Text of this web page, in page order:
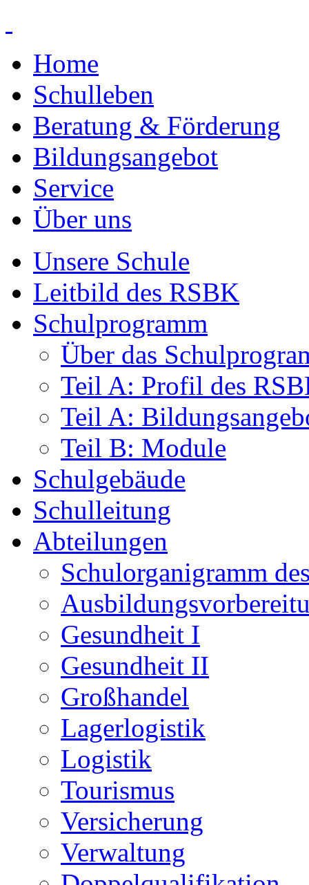
Home
Schulleben
Beratung & Förderung
Bildungsangebot
Service
Über uns
Unsere Schule
Leitbild des RSBK
Schulprogramm
Über das
Teil A: Profil des
Teil A:
Teil B: Module
Schulgebäude
Schulleitung
Abteilungen
Schulorganigramm
Gesundheit I
Gesundheit II
Großhandel
Lagerlogistik
Logistik
Tourismus
Versicherung
Verwaltung